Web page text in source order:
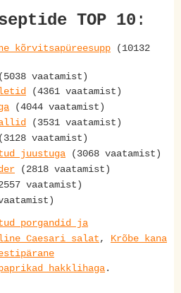
TOP 10 :
kõrvitsapüreesupp (10132
vaatamist)
(4361 vaatamist)
(4044 vaatamist)
(3531 vaatamist)
vaatamist)
juustuga (3068 vaatamist)
(2818 vaatamist)
vaatamist)
porgandid ja
Caesari salat, Krõbe kana
hakklihaga.